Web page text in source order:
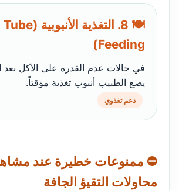
🍽️ 8. التغذية الأنبوبية (Tube
Feeding)
في حالات عدم القدرة على الأكل بعد
يضع الطبيب أنبوب تغذية مؤقتاً.
دعم تغذوي
⛔ ممنوعات خطيرة عند
محاولات التقيؤ الجافة